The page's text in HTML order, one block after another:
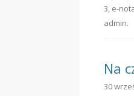
3, e-
admin.
Na
30